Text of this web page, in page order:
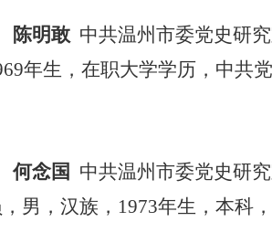
陈明敢 中共温州市委党史研
年生，在职大学学历，中共党
何念国 中共温州市委党史研
男，汉族， 1973年生，本科